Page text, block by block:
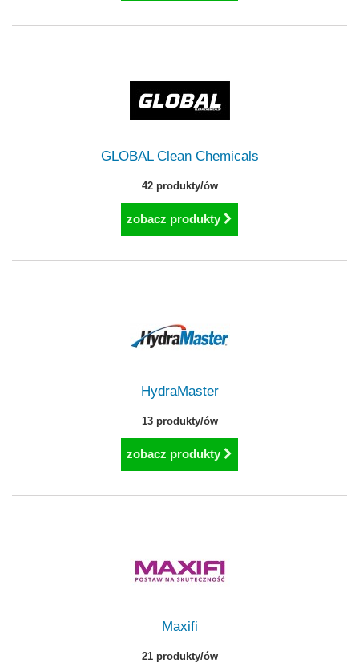
GLOBAL Clean Chemicals
42 produkty/ów
zobacz produkty
HydraMaster
13 produkty/ów
zobacz produkty
Maxifi
21 produkty/ów